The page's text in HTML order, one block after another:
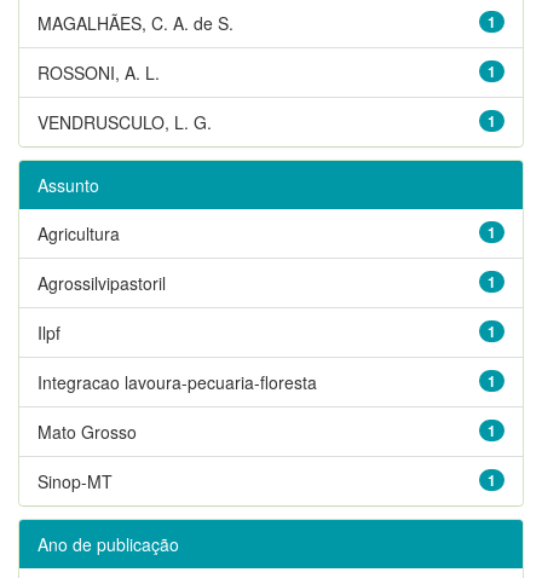
1
MAGALHÃES, C. A. de S.
1
ROSSONI, A. L.
1
VENDRUSCULO, L. G.
Assunto
1
Agricultura
1
Agrossilvipastoril
1
Ilpf
1
Integracao lavoura-pecuaria-floresta
1
Mato Grosso
1
Sinop-MT
Ano de publicação